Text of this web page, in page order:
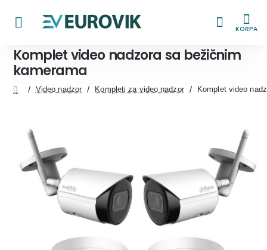
KORPA
Komplet video nadzora sa bežičnim
kamerama
Video nadzor Kompleti za video nadzor Komplet video